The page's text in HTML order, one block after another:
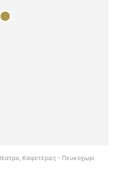
Καφετέριες - Πευκοχωρι